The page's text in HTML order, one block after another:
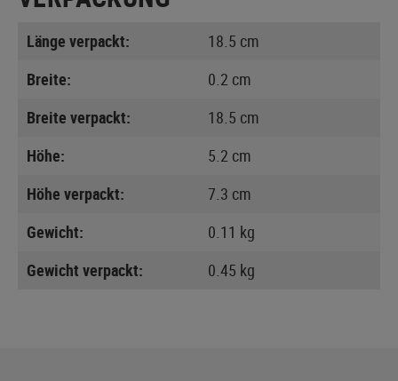
Länge verpackt:
18.5 cm
Breite:
0.2 cm
Breite verpackt:
18.5 cm
Höhe:
5.2 cm
Höhe verpackt:
7.3 cm
Gewicht:
0.11 kg
Gewicht verpackt:
0.45 kg